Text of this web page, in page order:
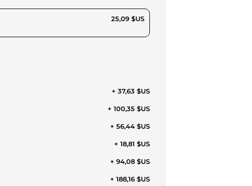
25,09 $US
+ 37,63 $US
+ 100,35 $US
+ 56,44 $US
+ 18,81 $US
+ 94,08 $US
+ 188,16 $US